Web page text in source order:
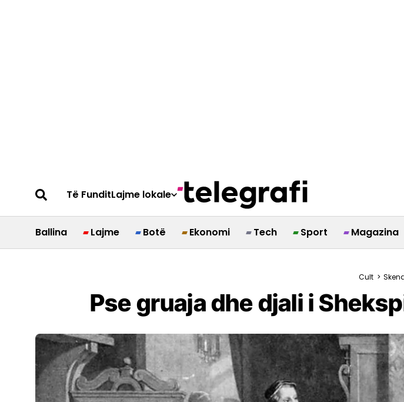
Të FunditLajme lokale
Ballina Lajme Botë Ekonomi Tech Sport Magazina
Cult >
Pse gruaja dhe djali i